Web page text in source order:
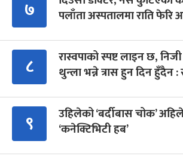
७
पलाँता अस्पतालमा राति फेरि
८
रास्वपाको स्पष्ट लाइन छ,
थुन्ला भन्ने त्रास हुन दिन हुँदैन :
९
उहिलेको ‘बर्दीबास चोक’
‘कनेक्टिभिटी हब’